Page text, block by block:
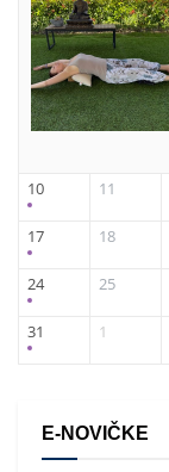
10 11
17 18
24 25
31 1
E-NOVIČKE